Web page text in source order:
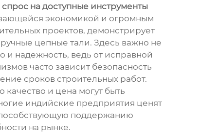
на доступные инструменты
экономикой и огромным
проектов, демонстрирует
цепные тали. Здесь важно не
и надежность, ведь от исправной
часто зависит безопасность
сроков строительных работ.
качество и цена могут быть
индийские предприятия ценят
поддержанию
на рынке.